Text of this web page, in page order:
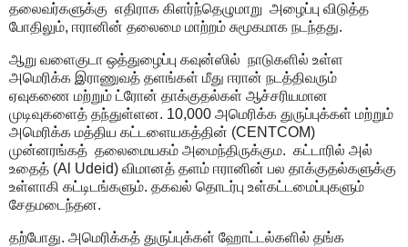
தலைவர்களுக்கு எதிராக கிளர்ந்தெழுமாறு அழைப்பு விடுத்த
போதிலும், ஈரானின் தலைமை மாற்றம் சுமூகமாக நடந்தது.
ஆறு வளைகுடா ஒத்துழைப்பு கவுன்ஸில் நாடுகளில் உள்ள
அமெரிக்க இராணுவத் தளங்கள் மீது ஈரான் நடத்திவரும்
ஏவுகணை மற்றும் ட்ரோன் தாக்குதல்கள் ஆச்சரியமான
முடிவுகளைத் தந்துள்ளன. 10,000 அமெரிக்க துருப்புக்கள் மற்றும்
அமெரிக்க மத்திய கட்டளையகத்தின் (CENTCOM)
முன்னரங்கத் தலைமையகம் அமைந்திருக்கும. கட்டாரில் அல்
உதைத் (Al Udeid) விமானத் தளம் ஈரானின் பல தாக்குதல்களுக்கு
உள்ளாகி கட்டிடங்களும். தகவல் தொடர்பு உள்கட்டமைப்புகளும்
சேதமடைந்தன.
தற்போது. அமெரிக்கத் துருப்புக்கள் ஹோட்டல்களில் தங்க